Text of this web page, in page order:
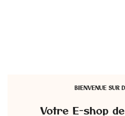
BIENVENUE SUR
Votre E-shop